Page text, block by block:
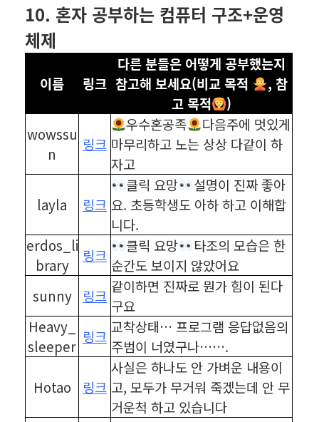
10. 혼자 공부하는 컴퓨터 구조+운영
체제
이름 링크
다른 분들은 어떻게 공부했는지
참고해 보세요(비교 목적
, 참
고 목적
)
wowssu
n
링크
우수혼공족
다음주에 멋있게
마무리하고 노는 상상 다같이 하
자고
layla 링크
클릭 요망
설명이 진짜 좋아
요. 초등학생도 아하 하고 이해합
니다.
erdos_li
brary
링크
클릭 요망
타조의 모습은 한
순간도 보이지 않았어요
sunny
링크
같이하면 진짜로 뭔가 힘이 된다
구요
Heavy_
sleeper
링크
교착상태… 프로그램 응답없음의
주범이 너였구나…….
Hotao 링크
사실은 하나도 안 가벼운 내용이
고, 모두가 무거워 죽겠는데 안 무
거운척 하고 있습니다